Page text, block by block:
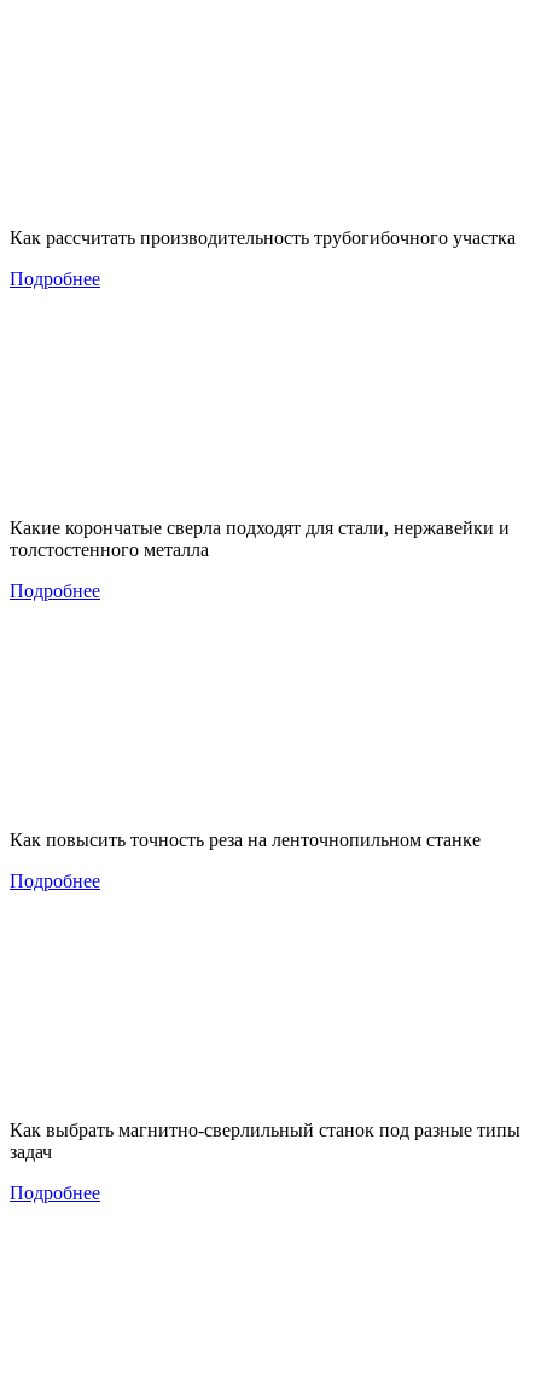
Как рассчитать производительность трубогибочного участка
Подробнее
Какие корончатые сверла подходят для стали, нержавейки и
толстостенного металла
Подробнее
Как повысить точность реза на ленточнопильном станке
Подробнее
Как выбрать магнитно-сверлильный станок под разные типы
задач
Подробнее